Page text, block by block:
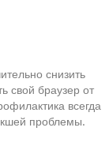
снизить
свой браузер от
всегда
проблемы.